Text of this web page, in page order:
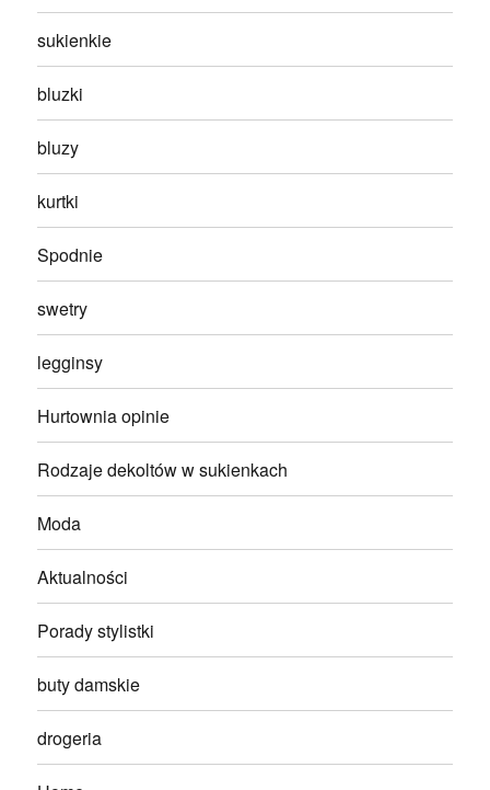
sukienkie
bluzki
bluzy
kurtki
Spodnie
swetry
legginsy
Hurtownia opinie
Rodzaje dekoltów w sukienkach
Moda
Aktualności
Porady stylistki
buty damskie
drogeria